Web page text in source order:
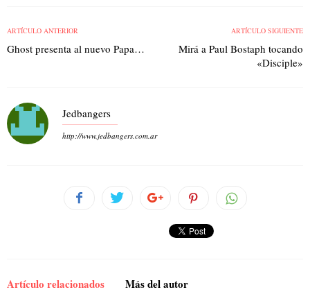
ARTÍCULO ANTERIOR
Ghost presenta al nuevo Papa…
ARTÍCULO SIGUIENTE
Mirá a Paul Bostaph tocando
«Disciple»
Jedbangers
http://www.jedbangers.com.ar
Artículo relacionados Más del autor